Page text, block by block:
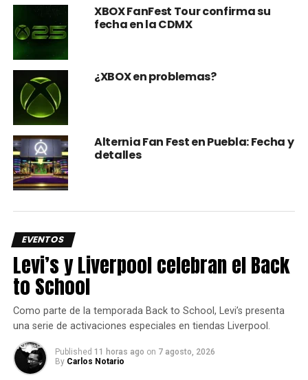
XBOX FanFest Tour confirma su
fecha en la CDMX
¿XBOX en problemas?
Alternia Fan Fest en Puebla: Fecha y
detalles
EVENTOS
Levi’s y Liverpool celebran el Back
to School
Como parte de la temporada Back to School, Levi’s presenta
una serie de activaciones especiales en tiendas Liverpool.
Published 11 horas ago on 7 agosto, 2026
By Carlos Notario